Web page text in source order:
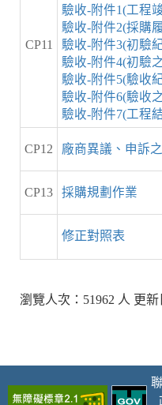
CP11
驗收-附件1(工程
驗收-附件2(採購
驗收-附件3(初驗
驗收-附件4(初驗
驗收-附件5(驗收
驗收-附件6(驗收
驗收-附件7(工程
CP12 廠商異議、申訴
CP13 採購規劃作業
修正對照表
瀏覽人次：51962 人 更新